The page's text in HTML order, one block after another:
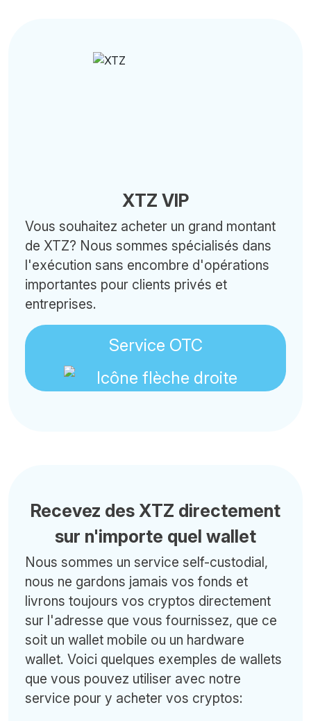
XTZ VIP
Vous souhaitez acheter un grand montant
de XTZ? Nous sommes spécialisés dans
l'exécution sans encombre d'opérations
importantes pour clients privés et
entreprises.
Service OTC
Recevez des XTZ directement
sur n'importe quel wallet
Nous sommes un service self-custodial,
nous ne gardons jamais vos fonds et
livrons toujours vos cryptos directement
sur l'adresse que vous fournissez, que ce
soit un wallet mobile ou un hardware
wallet. Voici quelques exemples de wallets
que vous pouvez utiliser avec notre
service pour y acheter vos cryptos: